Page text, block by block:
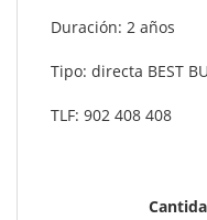
Duración: 2 años
Tipo: directa BEST
TLF: 902 408 408